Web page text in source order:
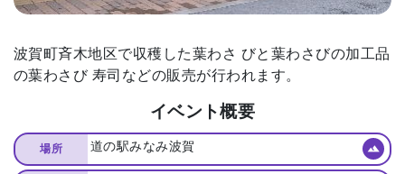
波賀町⻫⽊地区で収穫した葉わさ びと葉わさびの加⼯品
の葉わさび 寿司などの販売が⾏われます。
イベント概要
場所 道の駅みなみ波賀